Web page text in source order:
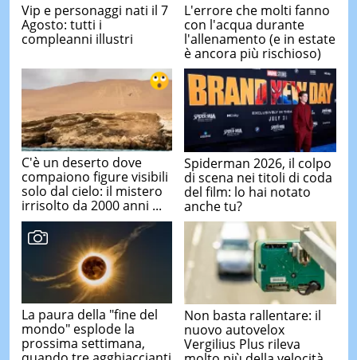
Vip e personaggi nati il 7
Agosto: tutti i
compleanni illustri
L'errore che molti fanno
con l'acqua durante
l'allenamento (e in estate
è ancora più rischioso)
C'è un deserto dove
compaiono figure visibili
solo dal cielo: il mistero
irrisolto da 2000 anni ...
Spiderman 2026, il colpo
di scena nei titoli di coda
del film: lo hai notato
anche tu?
La paura della "fine del
mondo" esplode la
prossima settimana,
Non basta rallentare: il
nuovo autovelox
Vergilius Plus rileva